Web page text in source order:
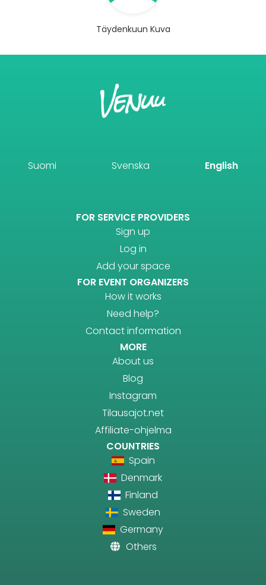
Täydenkuun Kuva
Suomi Svenska English
FOR SERVICE PROVIDERS
Sign up
Log in
Add your space
FOR EVENT ORGANIZERS
How it works
Need help?
Contact information
MORE
About us
Blog
Instagram
Tilausajot.net
Affiliate-ohjelma
COUNTRIES
Spain
Denmark
Finland
Sweden
Germany
Others